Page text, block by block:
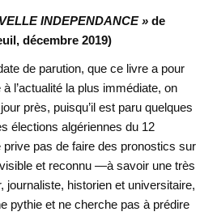
INDEPENDANCE »de
décembre 2019)
de parution, que ce livre a pour
l’actualité la plus immédiate, on
près, puisqu’il est paru quelques
élections algériennes du 12
pas de faire des pronostics sur
et reconnu —à savoir une très
journaliste, historien et universitaire,
pythie et ne cherche pas à prédire